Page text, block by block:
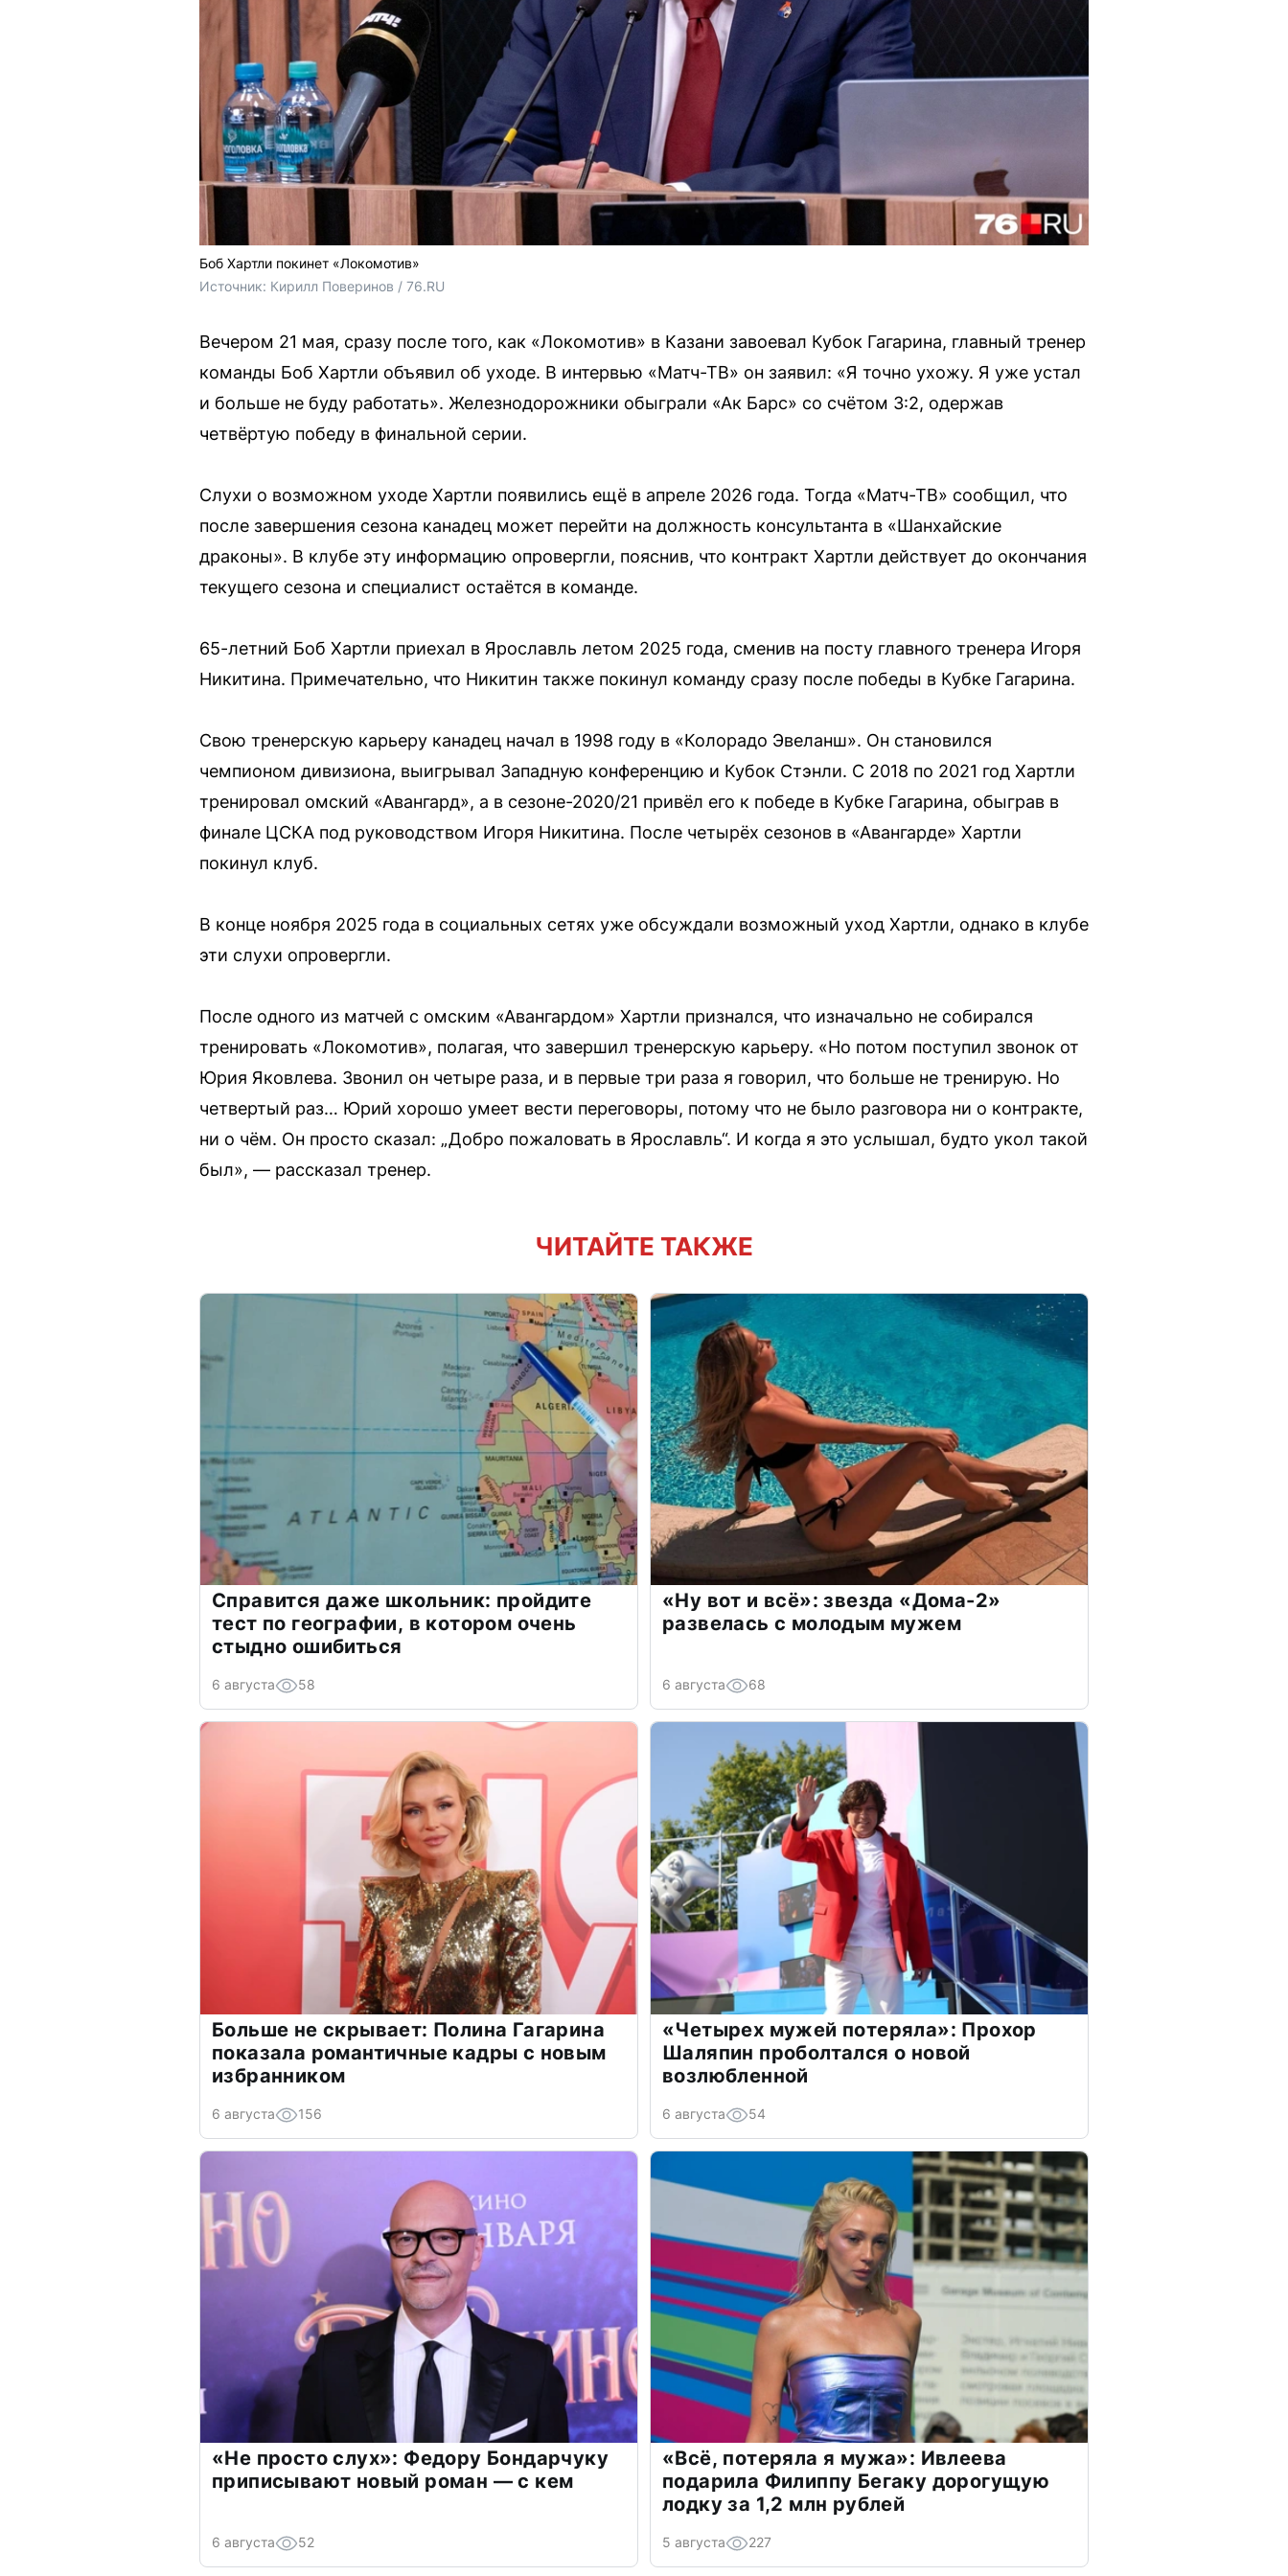
Боб Хартли покинет «Локомотив»
Источник: Кирилл Поверинов / 76.RU
Вечером 21 мая, сразу после того, как «Локомотив» в Казани завоевал Кубок Гагарина, главный тренер
команды Боб Хартли объявил об уходе. В интервью «Матч-ТВ» он заявил: «Я точно ухожу. Я уже устал
и больше не буду работать». Железнодорожники обыграли «Ак Барс» со счётом 3:2, одержав
четвёртую победу в финальной серии.
Слухи о возможном уходе Хартли появились ещё в апреле 2026 года. Тогда «Матч-ТВ» сообщил, что
после завершения сезона канадец может перейти на должность консультанта в «Шанхайские
драконы». В клубе эту информацию опровергли, пояснив, что контракт Хартли действует до окончания
текущего сезона и специалист остаётся в команде.
65-летний Боб Хартли приехал в Ярославль летом 2025 года, сменив на посту главного тренера Игоря
Никитина. Примечательно, что Никитин также покинул команду сразу после победы в Кубке Гагарина.
Свою тренерскую карьеру канадец начал в 1998 году в «Колорадо Эвеланш». Он становился
чемпионом дивизиона, выигрывал Западную конференцию и Кубок Стэнли. С 2018 по 2021 год Хартли
тренировал омский «Авангард», а в сезоне-2020/21 привёл его к победе в Кубке Гагарина, обыграв в
финале ЦСКА под руководством Игоря Никитина. После четырёх сезонов в «Авангарде» Хартли
покинул клуб.
В конце ноября 2025 года в социальных сетях уже обсуждали возможный уход Хартли, однако в клубе
эти слухи опровергли.
После одного из матчей с омским «Авангардом» Хартли признался, что изначально не собирался
тренировать «Локомотив», полагая, что завершил тренерскую карьеру. «Но потом поступил звонок от
Юрия Яковлева. Звонил он четыре раза, и в первые три раза я говорил, что больше не тренирую. Но
четвертый раз… Юрий хорошо умеет вести переговоры, потому что не было разговора ни о контракте,
ни о чём. Он просто сказал: „Добро пожаловать в Ярославль“. И когда я это услышал, будто укол такой
был», — рассказал тренер.
ЧИТАЙТЕ ТАКЖЕ
Справится даже школьник: пройдите
тест по географии, в котором очень
стыдно ошибиться
6 августа 58
«Ну вот и всё»: звезда «Дома-2»
развелась с молодым мужем
6 августа 68
Больше не скрывает: Полина Гагарина
показала романтичные кадры с новым
избранником
6 августа 156
«Четырех мужей потеряла»: Прохор
Шаляпин проболтался о новой
возлюбленной
6 августа 54
«Не просто слух»: Федору Бондарчуку
приписывают новый роман — с кем
6 августа 52
«Всё, потеряла я мужа»: Ивлеева
подарила Филиппу Бегаку дорогущую
лодку за 1,2 млн рублей
5 августа 227